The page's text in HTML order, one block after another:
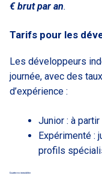
€ brut par an.
Tarifs pour les
Les développeurs
journée, avec des
d’expérience :
Junior : à partir
Expérimenté :
profils
Courtier en immobilier